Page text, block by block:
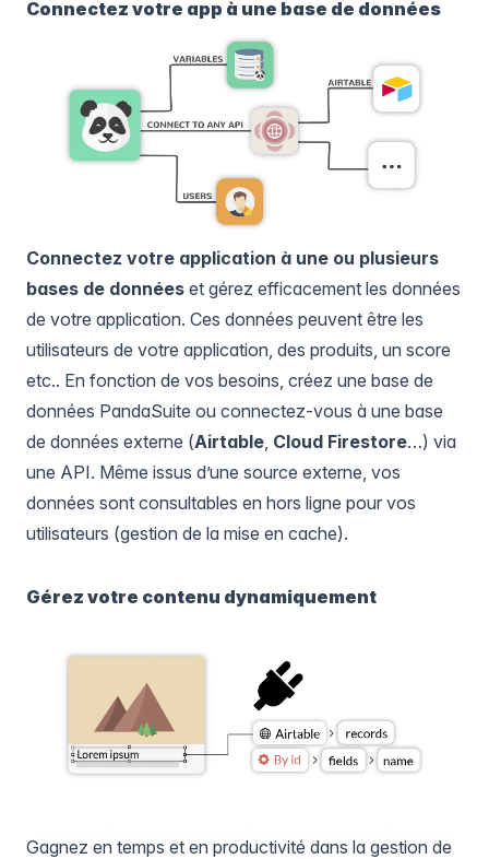
Connectez votre app à une base de données
Connectez votre application à une ou plusieurs
bases de données et gérez efficacement les données
de votre application. Ces données peuvent être les
utilisateurs de votre application, des produits, un score
etc.. En fonction de vos besoins, créez une base de
données PandaSuite ou connectez-vous à une base
de données externe (Airtable Cloud Firestore…) via
une API. Même issus d’une source externe, vos
données sont consultables en hors ligne pour vos
utilisateurs (gestion de la mise en cache).
Gérez votre contenu dynamiquement
Gagnez en temps et en productivité dans la gestion de